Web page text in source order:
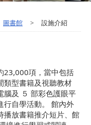
圖書館 > 設施介紹
23,000項，當中包括
類型書籍及視聽教材
腦及 ５ 部彩色護眼平
行自學活動。 館內外
放書籍推介短片、館